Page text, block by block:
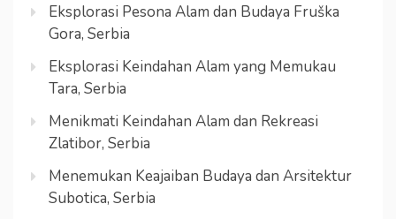
Eksplorasi Pesona Alam dan Budaya Fruška
Gora, Serbia
Eksplorasi Keindahan Alam yang Memukau
Tara, Serbia
Menikmati Keindahan Alam dan Rekreasi
Zlatibor, Serbia
Menemukan Keajaiban Budaya dan Arsitektur
Subotica, Serbia